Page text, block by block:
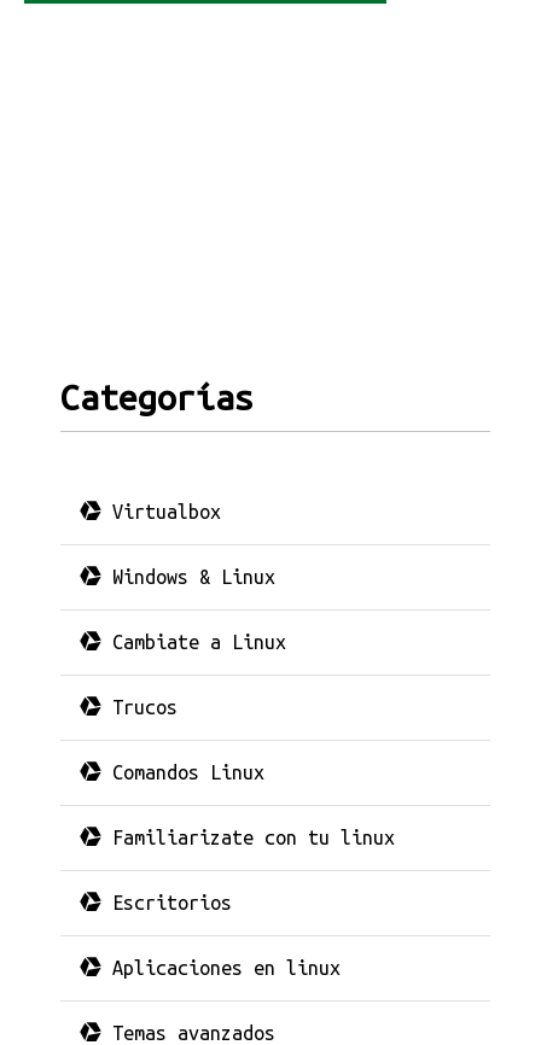
Categorías
Virtualbox
Windows & Linux
Cambiate a Linux
Trucos
Comandos Linux
Familiarizate con tu linux
Escritorios
Aplicaciones en linux
Temas avanzados